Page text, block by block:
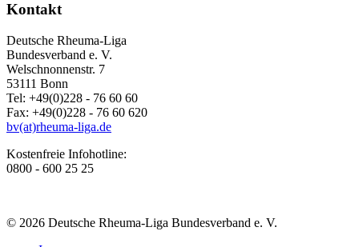
Kontakt
Deutsche Rheuma-Liga
Bundesverband e. V.
Welschnonnenstr. 7
53111 Bonn
Tel: +49(0)228 - 76 60 60
Fax: +49(0)228 - 76 60 620
bv(at)rheuma-liga.de
Kostenfreie Infohotline:
0800 - 600 25 25
© 2026 Deutsche Rheuma-Liga Bundesverband e. V.